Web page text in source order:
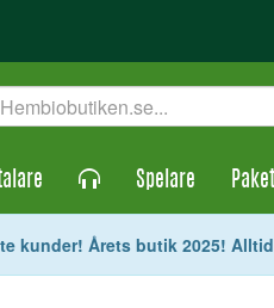
Spelare Paket
kunder! Årets butik 2025!